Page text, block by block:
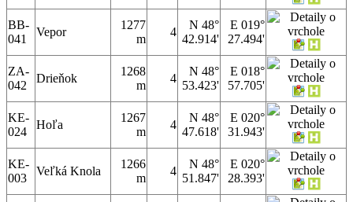
BB-
041
Vepor
1277
m
4
N 48°
42.914'
E 019°
27.494'
ZA-
042
Drieňok
1268
m
4
N 48°
53.423'
E 018°
57.705'
KE-
024
Hoľa
1267
m
4
N 48°
47.618'
E 020°
31.943'
KE-
003
Veľká Knola
1266
m
4
N 48°
51.847'
E 020°
28.393'